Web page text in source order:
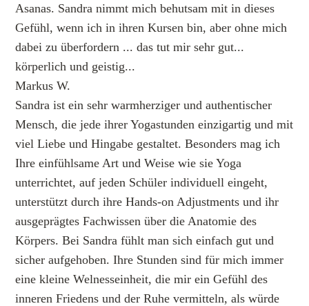
Asanas. Sandra nimmt mich behutsam mit in dieses
Gefühl, wenn ich in ihren Kursen bin, aber ohne mich
dabei zu überfordern ... das tut mir sehr gut...
körperlich und geistig...
Markus W.
Sandra ist ein sehr warmherziger und authentischer
Mensch, die jede ihrer Yogastunden einzigartig und mit
viel Liebe und Hingabe gestaltet. Besonders mag ich
Ihre einfühlsame Art und Weise wie sie Yoga
unterrichtet, auf jeden Schüler individuell eingeht,
unterstützt durch ihre Hands-on Adjustments und ihr
ausgeprägtes Fachwissen über die Anatomie des
Körpers. Bei Sandra fühlt man sich einfach gut und
sicher aufgehoben. Ihre Stunden sind für mich immer
eine kleine Welnesseinheit, die mir ein Gefühl des
inneren Friedens und der Ruhe vermitteln, als würde